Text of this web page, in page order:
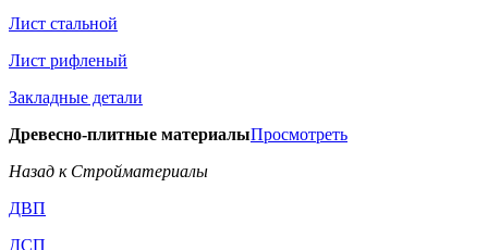
Лист стальной
Лист рифленый
Закладные детали
Древесно-плитные материалыПросмотреть
Назад к Стройматериалы
ДВП
ДСП